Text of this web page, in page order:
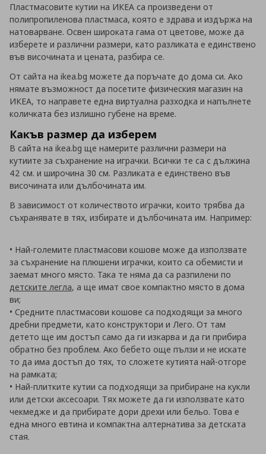
Пластмасовите кутии на ИКЕА са произведени от
полипропиленова пластмаса, която е здрава и издържа на
натоварване. Освен широката гама от цветове, може да
изберете и различни размери, като разликата е единствено
във височината и цената, разбира се.
От сайта на ikea.bg можете да поръчате до дома си. Ако
нямате възможност да посетите физическия магазин на
ИКЕА, то направете една виртуална разходка и напълнете
количката без излишно губене на време.
Какъв размер да изберем
В сайта на ikea.bg ще намерите различни размери на
кутиите за съхранение на играчки. Всички те са с дължина
42 см. и широчина 30 см. Разликата е единствено във
височината или дълбочината им.
В зависимост от количеството играчки, които трябва да
съхранявате в тях, избирате и дълбочината им. Например:
• Най-големите пластмасови кошове може да използвате
за съхранение на плюшени играчки, които са обемисти и
заемат много място. Така те няма да са разпилени по
детските легла, а ще имат свое компактно място в дома
ви;
• Средните пластмасови кошове са подходящи за много
дребни предмети, като конструктори и Лего. От там
детето ще им достъп само да ги изкарва и да ги прибира
обратно без проблем. Ако бебето още пълзи и не искате
то да има достъп до тях, то сложете кутията най-отгоре
на рамката;
• Най-плитките кутии са подходящи за прибиране на кукли
или детски аксесоари. Тях можете да ги използвате като
чекмедже и да прибирате дори дрехи или бельо. Това е
една много евтина и компактна алтернатива за детската
стая.